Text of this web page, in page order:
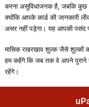
करना असुविधाजनक है, जबकि कुछ
क्योंकि आपके कार्ड की जानकारी
असर नहीं पड़ेगा। यह आपकी पसंद
मासिक रखरखाव शुल्क जैसे शुल्कों
हम कहेंगे कि जब तक वे अपने पुराने
रहेंगे।